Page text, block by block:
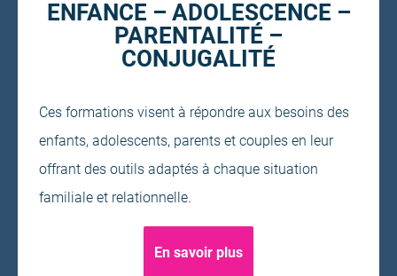
ENFANCE – ADOLESCENCE –
PARENTALITÉ –
CONJUGALITÉ
Ces formations visent à répondre aux besoins des
enfants, adolescents, parents et couples en leur
offrant des outils adaptés à chaque situation
familiale et relationnelle.
En savoir plus